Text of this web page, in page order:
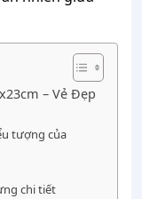
– Vẻ Đẹp
tượng của
chi tiết